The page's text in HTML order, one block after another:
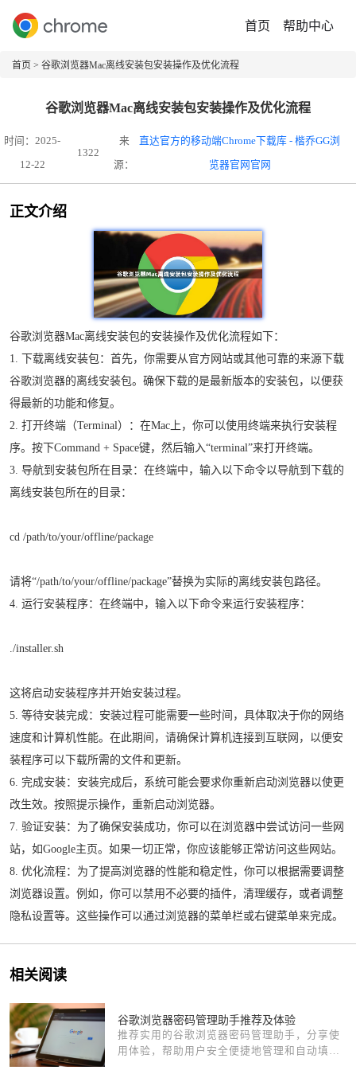
首页 帮助中心
首页 > 谷歌浏览器Mac离线安装包安装操作及优化流程
谷歌浏览器Mac离线安装包安装操作及优化流程
时间：2025-
12-22
1322
来
源：
直达官方的移动端Chrome下载库 - 楷乔GG浏
览器官网官网
正文介绍
谷歌浏览器Mac离线安装包的安装操作及优化流程如下：
1. 下载离线安装包：首先，你需要从官方网站或其他可靠的来源下载
谷歌浏览器的离线安装包。确保下载的是最新版本的安装包，以便获
得最新的功能和修复。
2. 打开终端（Terminal）：在Mac上，你可以使用终端来执行安装程
序。按下Command + Space键，然后输入“terminal”来打开终端。
3. 导航到安装包所在目录：在终端中，输入以下命令以导航到下载的
离线安装包所在的目录：
cd /path/to/your/offline/package
请将“/path/to/your/offline/package”替换为实际的离线安装包路径。
4. 运行安装程序：在终端中，输入以下命令来运行安装程序：
./installer.sh
这将启动安装程序并开始安装过程。
5. 等待安装完成：安装过程可能需要一些时间，具体取决于你的网络
速度和计算机性能。在此期间，请确保计算机连接到互联网，以便安
装程序可以下载所需的文件和更新。
6. 完成安装：安装完成后，系统可能会要求你重新启动浏览器以使更
改生效。按照提示操作，重新启动浏览器。
7. 验证安装：为了确保安装成功，你可以在浏览器中尝试访问一些网
站，如Google主页。如果一切正常，你应该能够正常访问这些网站。
8. 优化流程：为了提高浏览器的性能和稳定性，你可以根据需要调整
浏览器设置。例如，你可以禁用不必要的插件，清理缓存，或者调整
隐私设置等。这些操作可以通过浏览器的菜单栏或右键菜单来完成。
相关阅读
谷歌浏览器密码管理助手推荐及体验
推荐实用的谷歌浏览器密码管理助手，分享使
用体验，帮助用户安全便捷地管理和自动填写